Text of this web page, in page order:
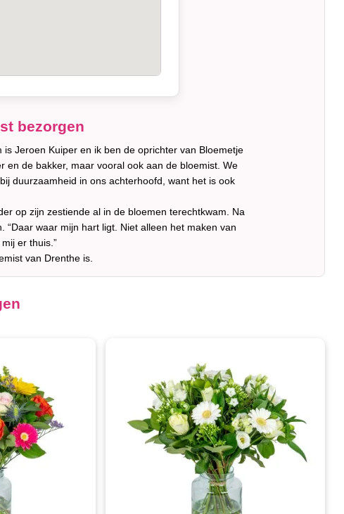
bezorgen
Jeroen Kuiper en ik ben de oprichter van Bloemetje
en de bakker, maar vooral ook aan de bloemist. We
duurzaamheid in ons achterhoofd, want het is ook
op zijn zestiende al in de bloemen terechtkwam. Na
waar mijn hart ligt. Niet alleen het maken van
er thuis.”
van Drenthe is.